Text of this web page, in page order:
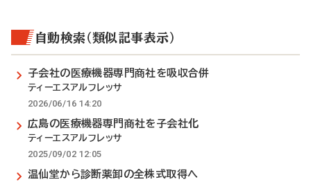
自動検索（類似記事表示）
子会社の医療機器専門商社を吸収合併
ティーエスアルフレッサ
2026/06/16 14:20
広島の医療機器専門商社を子会社化
ティーエスアルフレッサ
2025/09/02 12:05
温仙堂から診断薬卸の全株式取得へ